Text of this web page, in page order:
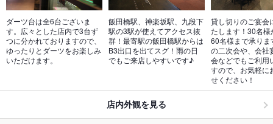
ダーツ台は全6台ございま
す。広々とした店内で3台ず
つに分かれておりますので、
ゆったりとダーツをお楽しみ
いただけます。
飯田橋駅、神楽坂駅、九段下
駅の3駅が使えてアクセス抜
群！最寄駅の飯田橋駅からは
B3出口を出てスグ！雨の日
でもご来店しやすいです♪
貸し切りのご宴会
たします！30名様
60名様まで承りま
の二次会や、会社
会などでもご利用
すので、お気軽に
せください！
店内外観を見る